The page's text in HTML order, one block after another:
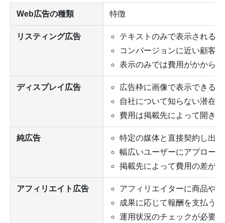
Web広告の種類 特徴
リスティング広告
テキストのみで表示される
コンバージョンに近い顧客
表示のみでは費用がかから
ディスプレイ広告
広告枠に画像で表示できる
自社について知らない潜在
費用は掲載先によって開き
純広告
特定の媒体と直接契約し出
幅広いユーザーにアプロー
掲載先によって費用の差が
アフィリエイト広告
アフィリエイターに商品や
成果に応じて報酬を支払う
運用状況のチェックが必要